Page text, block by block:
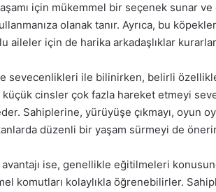
için mükemmel bir seçenek sunar
olanak tanır. Ayrıca, bu
aileler için de harika arkadaşlıklar
ile bilinirken, belirli
küçük cinsler çok fazla hareket etmeyi
Sahiplerine, yürüyüşe çıkmayı, oyun
düzenli bir yaşam sürmeyi de
ise, genellikle eğitilmeleri
komutları kolaylıkla öğrenebilirler.